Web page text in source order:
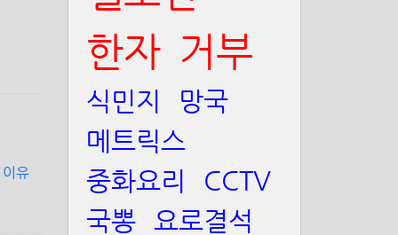
유
한자 거부
식민지
망국
메트릭스
중화요리
CCTV
국뽕
요로결석